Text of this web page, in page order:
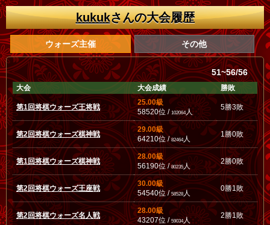
kukukさんの大会履歴
ウォーズ主催 その他
51~56/56
大会 大会成績 勝敗
第1回将棋ウォーズ王将戦
25.00級
58520位 / 102064人
5勝3敗
第2回将棋ウォーズ棋神戦
29.00級
64210位 /82464人
1勝0敗
第1回将棋ウォーズ棋神戦
28.00級
56190位 /80235人
2勝0敗
第2回将棋ウォーズ王座戦
30.00級
54540位 /58528 人
0勝1敗
第2回将棋ウォーズ名人戦
28.00級
43207位 / 59034人
2勝1敗